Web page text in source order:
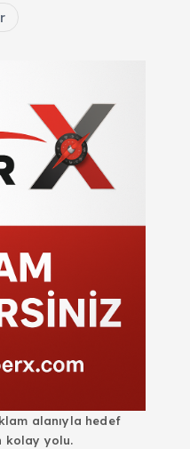
alanıyla hedef
kolay yolu.